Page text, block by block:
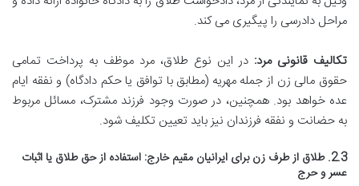
مراحل دادرسی را پیگیری می کند.
تکالیف قانونی مرد: در این نوع طلاق، مرد موظف به پرداخت تمامی
حقوق مالی زن از جمله مهریه (مطابق با توافق یا حکم دادگاه) و نفقه ایام
عده خواهد بود. همچنین، در صورت وجود فرزند مشترک، مسائل مربوط
به حضانت و نفقه فرزندان نیز باید تعیین تکلیف شود.
2.3. طلاق از طرف زن برای ایرانیان مقیم خارج: استفاده از حق طلاق یا اثبات
عسر و حرج